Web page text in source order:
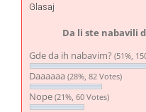
Glasaj
Da li ste nabavili
Gde da ih nabavim? (51%,
Daaaaaa (28%, 82 Votes)
Nope (21%, 60 Votes)